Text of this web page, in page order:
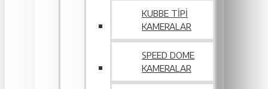
KUBBE TIPI
KAMERALAR
SPEED DOME
KAMERALAR